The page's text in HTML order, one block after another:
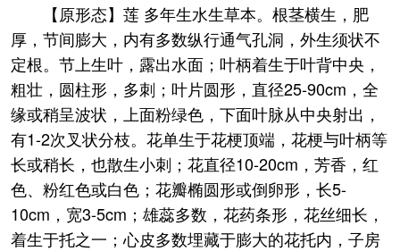
【原形态】莲 多年生水生草本。根茎横生，肥
厚，节间膨大，内有多数纵行通气孔洞，外生须状不
定根。节上生叶，露出水面；叶柄着生于叶背中央，
粗壮，圆柱形，多刺；叶片圆形，直径25-90cm，全
缘或稍呈波状，上面粉绿色，下面叶脉从中央射出，
有1-2次叉状分枝。花单生于花梗顶端，花梗与叶柄等
长或稍长，也散生小刺；花直径10-20cm，芳香，红
色、粉红色或白色；花瓣椭圆形或倒卵形，长5-
10cm，宽3-5cm；雄蕊多数，花药条形，花丝细长，
着生于托之一；心皮多数埋藏于膨大的花托内，子房